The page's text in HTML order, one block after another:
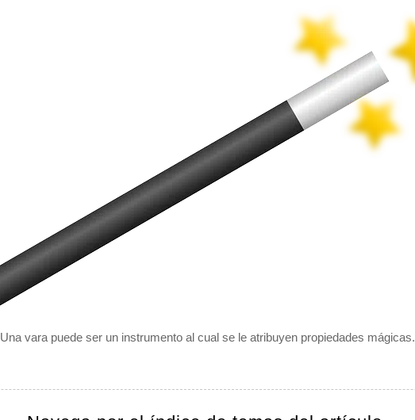
Una vara puede ser un instrumento al cual se le atribuyen propiedades mágicas.